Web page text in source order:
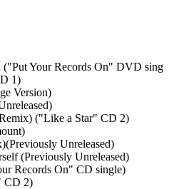
("Put Your Records On" DVD sing
1)
Version)
("Like a Star" CD 2)
Unreleased)
(Previously Unreleased)
Records On" CD single)
CD 2)